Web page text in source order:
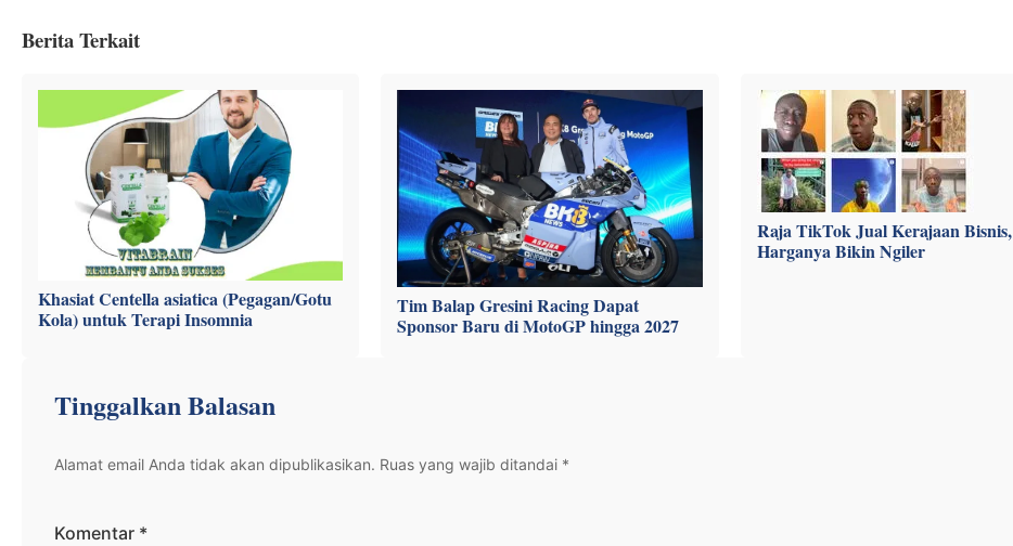
Berita Terkait
Khasiat Centella asiatica (Pegagan/Gotu
Kola) untuk Terapi Insomnia
Tim Balap Gresini Racing Dapat
Sponsor Baru di MotoGP hingga 2027
Raja TikTok Jual Kerajaan Bisnis,
Harganya Bikin Ngiler
Tinggalkan Balasan
Alamat email Anda tidak akan dipublikasikan. Ruas yang wajib ditandai *
Komentar *